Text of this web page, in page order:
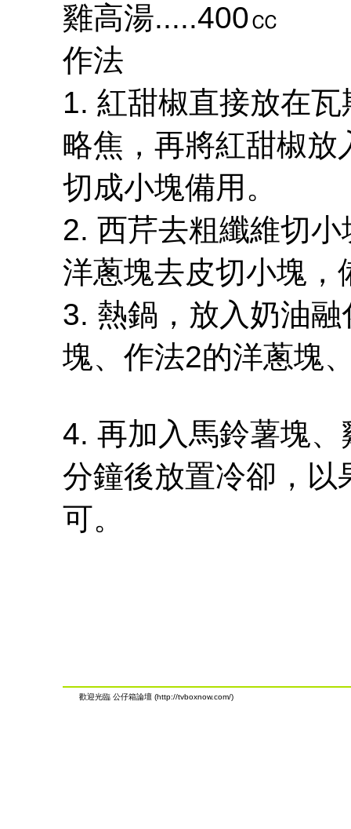
雞高湯.....400㏄
作法
1. 紅甜椒直接放在
略焦，再將紅甜椒放
切成小塊備用。
2. 西芹去粗纖維切
洋蔥塊去皮切小塊，
3. 熱鍋，放入奶油
塊、作法2的洋蔥塊
4. 再加入馬鈴薯塊
分鐘後放置冷卻，以
可。
歡迎光臨 公仔箱論壇 (http://tvboxnow.com/)